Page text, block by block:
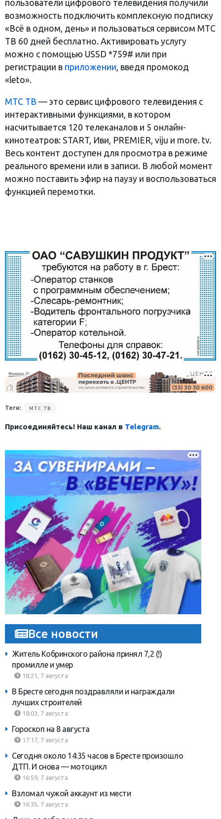
пользователи цифрового телевидения получили
возможность подключить комплексную подписку
«Всё в одном, день» и пользоваться сервисом МТС
ТВ 60 дней бесплатно. Активировать услугу
можно с помощью USSD *759# или при
регистрации в приложении, введя промокод
«leto».
МТС ТВ — это сервис цифрового телевидения с
интерактивными функциями, в котором
насчитывается 120 телеканалов и 5 онлайн-
кинотеатров: START, Иви, PREMIER, viju и more. tv.
Весь контент доступен для просмотра в режиме
реального времени или в записи. В любой момент
можно поставить эфир на паузу и воспользоваться
функцией перемотки.
Теги: мтс тв
Присоединяйтесь! Наш канал в Telegram.
Все новости
Житель Кобринского района принял 7,2 (!)
промилле и умер
18:21, 7 августа
В Бресте сегодня поздравляли и награждали
лучших строителей
18:03, 7 августа
Гороскоп на 8 августа
17:17, 7 августа
Сегодня около 14:35 часов в Бресте произошло
ДТП. И снова — мотоцикл
16:59, 7 августа
Взломал чужой аккаунт из мести
16:35, 7 августа